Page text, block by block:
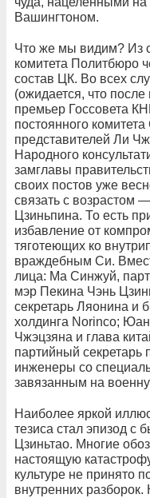
Вашингтоном.
Что же мы видим? Из
комитета Политбюро
состав ЦК. Во всех
(ожидается, что
премьер Госсовета
постоянного
представителей Ли
Народного
замглавы
своих постов уже
связать с возрастом
Цзиньпина. То есть
избавление от
тяготеющих ко
враждебным Си.
лица: Ма Синжуй,
мэр Пекина Чэнь
секретарь Ляонина и
холдинга Norinco;
Чжэцзяна и глава
партийный
инженеры со
завязанным на
Наиболее яркой
тезиса стал эпизод
Цзиньтао. Многие
настоящую
культуре не принято
внутренних разборок.